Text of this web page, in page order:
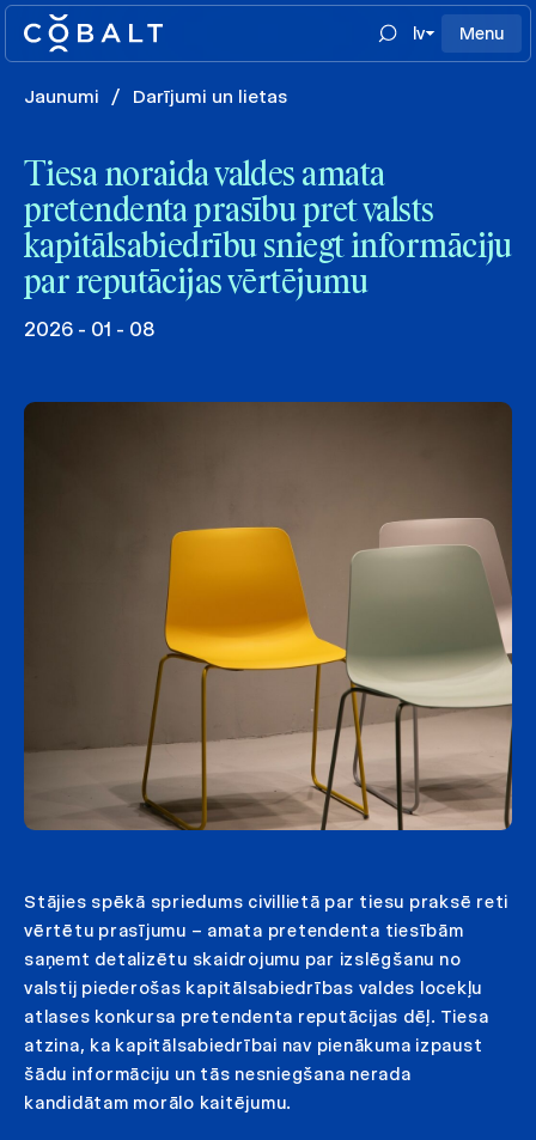
lv Menu
Jaunumi / Darījumi un lietas
Tiesa noraida valdes amata
pretendenta prasību pret valsts
kapitālsabiedrību sniegt informāciju
par reputācijas vērtējumu
2026 - 01 - 08
Stājies spēkā spriedums civillietā par tiesu praksē reti
vērtētu prasījumu – amata pretendenta tiesībām
saņemt detalizētu skaidrojumu par izslēgšanu no
valstij piederošas kapitālsabiedrības valdes locekļu
atlases konkursa pretendenta reputācijas dēļ. Tiesa
atzina, ka kapitālsabiedrībai nav pienākuma izpaust
šādu informāciju un tās nesniegšana nerada
kandidātam morālo kaitējumu.